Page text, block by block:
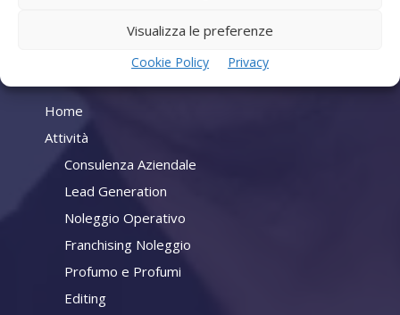
Visualizza le preferenze
Cookie Policy Privacy
Company
Home
Attività
Consulenza Aziendale
Lead Generation
Noleggio Operativo
Franchising Noleggio
Profumo e Profumi
Editing